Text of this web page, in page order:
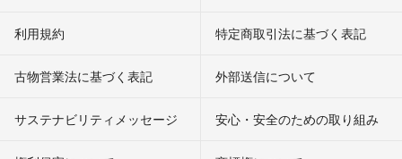
利用規約 特定商取引法に基づく表記
古物営業法に基づく表記 外部送信について
サステナビリティメッセージ 安心・安全のための取り組み